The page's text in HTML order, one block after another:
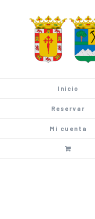
contenido
Inicio
Reservar
Mi cuenta